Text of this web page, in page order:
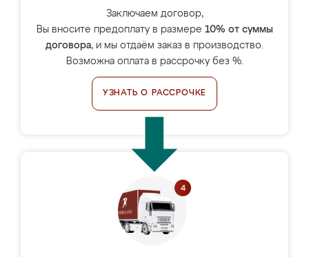
Заключаем договор,
Вы вносите предоплату в размере 10% от суммы
договора, и мы отдаём заказ в производство.
Возможна оплата в рассрочку без %.
УЗНАТЬ О РАССРОЧКЕ